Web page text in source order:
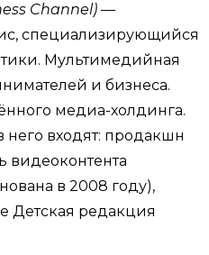
Channel) —
специализирующийся
Мультимедийная
и бизнеса.
медиа-холдинга.
входят: продакшн
видеоконтента
в 2008 году),
Детская редакция